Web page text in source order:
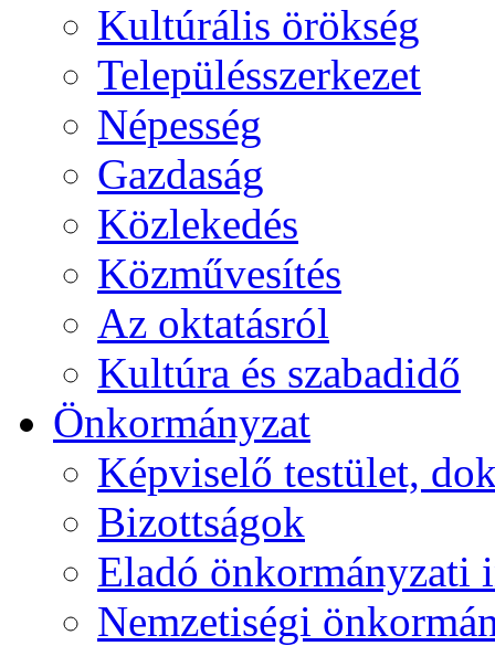
Kultúrális örökség
Településszerkezet
Népesség
Gazdaság
Közlekedés
Közművesítés
Az oktatásról
Kultúra és szabadidő
Önkormányzat
Képviselő testület,
Bizottságok
Eladó önkormányzati
Nemzetiségi